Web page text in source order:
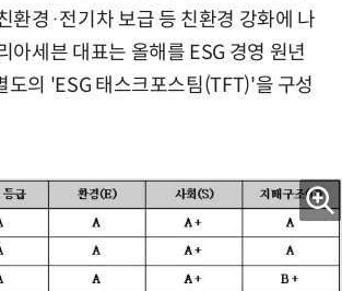
환경·전기차 보급 등 친환경 강화에 나
아세븐 대표는 올해를 ESG 경영 원년
도의 'ESG 태스크포스팀(TFT)'을 구성